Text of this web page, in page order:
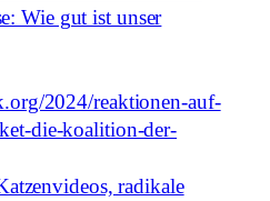
Wie gut ist unser
2024/reaktionen-auf-
die-koalition-der-
radikale